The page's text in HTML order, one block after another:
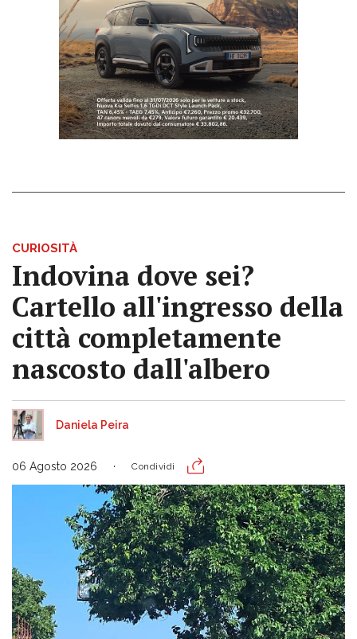
CURIOSITÀ
Indovina dove sei?
Cartello all'ingresso della
città completamente
nascosto dall'albero
Daniela Peira
06 Agosto 2026 Condividi